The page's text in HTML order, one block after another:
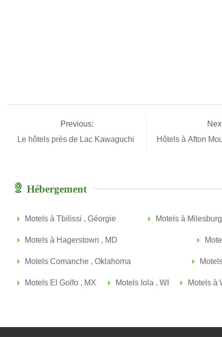
Previous:
Le hôtels près de Lac Kawaguchi
Hôtels à Afton
Hébergement
Motels à Tbilissi , Géorgie Motels à
Motels à Hagerstown , MD
Motels Comanche , Oklahoma
Motels El Golfo , MX Motels Iola , WI Motels à